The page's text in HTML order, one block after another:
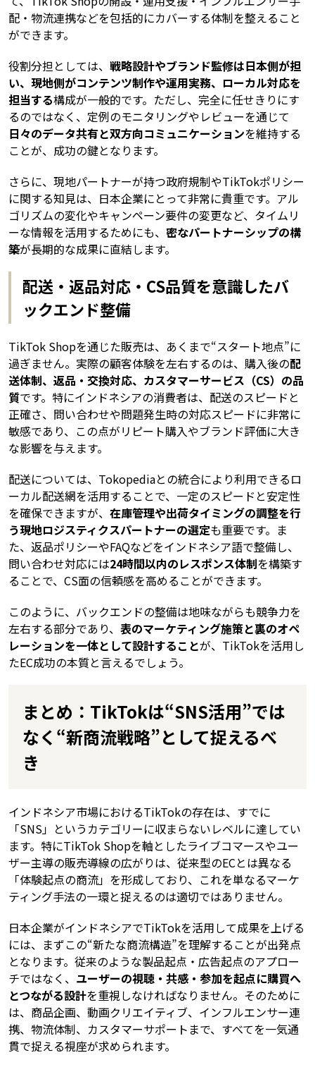
配・物流連携などを包括的にカバーする体制を整えること
ができます。
役割分担としては、 戦略設計やブランド監修は日本側が担
い、現地側がコンテンツ制作や運用実務、ローカル対応を
担当する構成が一般的です。ただし、完全に任せきりにす
るのではなく、定例のモニタリングやレビューを通じて
日々のデータ共有と双方向コミュニケーションを維持する
ことが、成功の鍵となります。
さらに、現地パートナーが持つ政府規制やTikTokポリシー
に関する知見は、日本企業にとって非常に貴重です。アル
ゴリズムの変化やキャンペーン要件の変更など、タイムリ
ーな情報を活用するためにも、 密なパートナーシップの構
築が長期的な成果に直結します。
配送・返品対応・CS品質を意識したバ
ックエンド整備
TikTok Shopを通じた販売は、あくまで“スタート地点”に
過ぎません。実際の顧客体験を左右するのは、購入後の配
送体制、返品・交換対応、カスタマーサービス（CS）の品
質です。特にインドネシアの消費者は、配送のスピードと
正確さ、問い合わせや問題発生時の対応スピードに非常に
敏感であり、この点がリピート購入やブランド評価に大き
な影響を与えます。
配送については、Tokopediaとの統合により利用できるロ
ーカル配送網を活用することで、一定のスピードと安定性
を確保できますが、 在庫管理や出荷タイミングの調整を行
う現地ロジスティクスパートナーの選定も重要です。ま
た、返品ポリシーやFAQなどをインドネシア語で整備し、
問い合わせ対応には24時間以内のレスポンス体制を構築す
ることで、CS面の信頼感を高めることができます。
このように、バックエンドの整備は地味ながらも競争力を
左右する部分であり、 表のマーケティング施策と裏のオペ
レーションを一体として設計することが、TikTokを活用し
たEC成功の本質と言えるでしょう。
まとめ：TikTokは“SNS活用”では
なく“新商流戦略”として捉えるべ
き
インドネシア市場におけるTikTokの存在は、すでに
「SNS」というカテゴリーに収まらないレベルに達してい
ます。特にTikTok Shopを軸としたライブコマースやユー
ザー主導の販売導線の広がりは、従来型のECとは異なる
「体験起点の商流」を形成しており、これを単なるマーケ
ティング手法の一環と捉えるのは適切ではありません。
日本企業がインドネシアでTikTokを活用して成果を上げる
には、まずこの“新たな商流構造”を理解することが出発点
となります。従来のような製品起点・広告起点のアプロー
チではなく、 ユーザーの視聴・共感・参加を起点に購買へ
とつながる設計を重視しなければなりません。そのために
は、商品企画、動画クリエイティブ、インフルエンサー連
携、物流体制、カスタマーサポートまで、すべてを一気通
貫で捉える視座が求められます。